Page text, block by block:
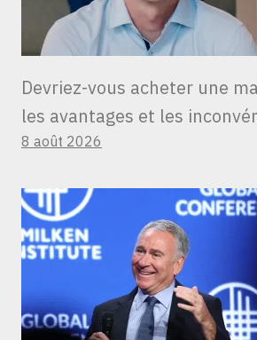
Devriez-vous acheter une
les avantages et les
8 août 2026